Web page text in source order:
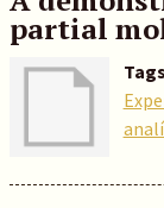
partial